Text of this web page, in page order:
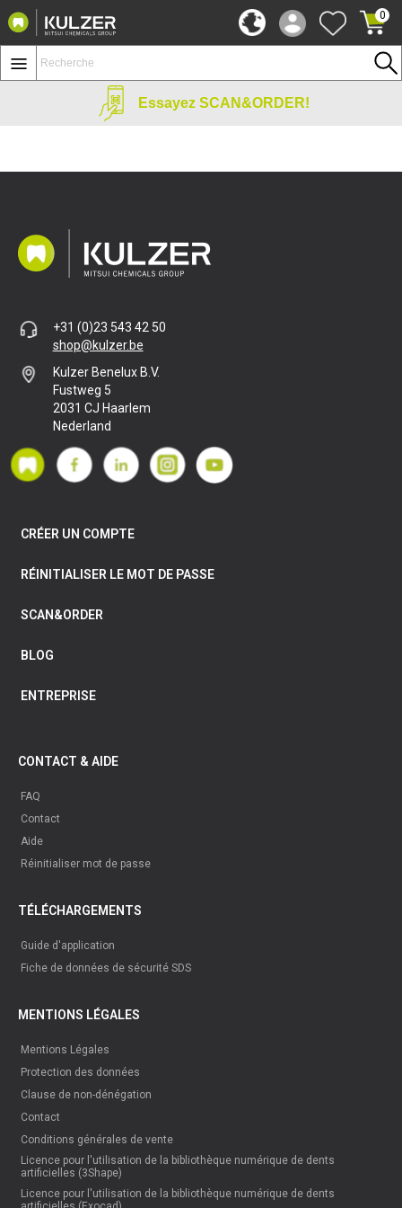
0
Essayez SCAN&ORDER!
+31 (0)23 543 42 50
shop@kulzer.be
Kulzer Benelux B.V.
Fustweg 5
2031 CJ Haarlem
Nederland
CRÉER UN COMPTE
RÉINITIALISER LE MOT DE PASSE
SCAN&ORDER
BLOG
ENTREPRISE
CONTACT & AIDE
FAQ
Contact
Aide
Réinitialiser mot de passe
TÉLÉCHARGEMENTS
Guide d'application
Fiche de données de sécurité SDS
MENTIONS LÉGALES
Mentions Légales
Protection des données
Clause de non-dénégation
Contact
Conditions générales de vente
Licence pour l'utilisation de la bibliothèque numérique de dents
artificielles (3Shape)
Licence pour l'utilisation de la bibliothèque numérique de dents